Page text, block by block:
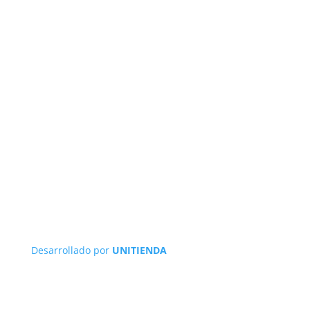
Desarrollado por UNITIENDA